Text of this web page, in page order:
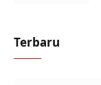
Terbaru